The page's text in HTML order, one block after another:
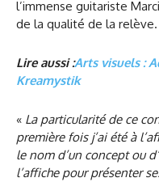
l’immense guitariste
de la qualité de la relève.
Lire aussi :Arts visuels :
Kreamystik
« La particularité de ce
première fois j’ai été à
le nom d’un concept ou
l’affiche pour présenter